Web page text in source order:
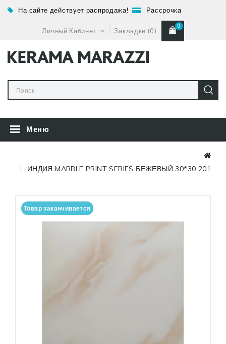
На сайте действует распродажа! Рассрочка
Личный Кабинет Закладки (0)
0
Меню
ИНДИЯ MARBLE PRINT SERIES БЕЖЕВЫЙ 30*30 201
Товар заканчивается